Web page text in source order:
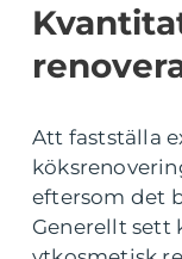
Att fastställa
eftersom det
Generellt sett